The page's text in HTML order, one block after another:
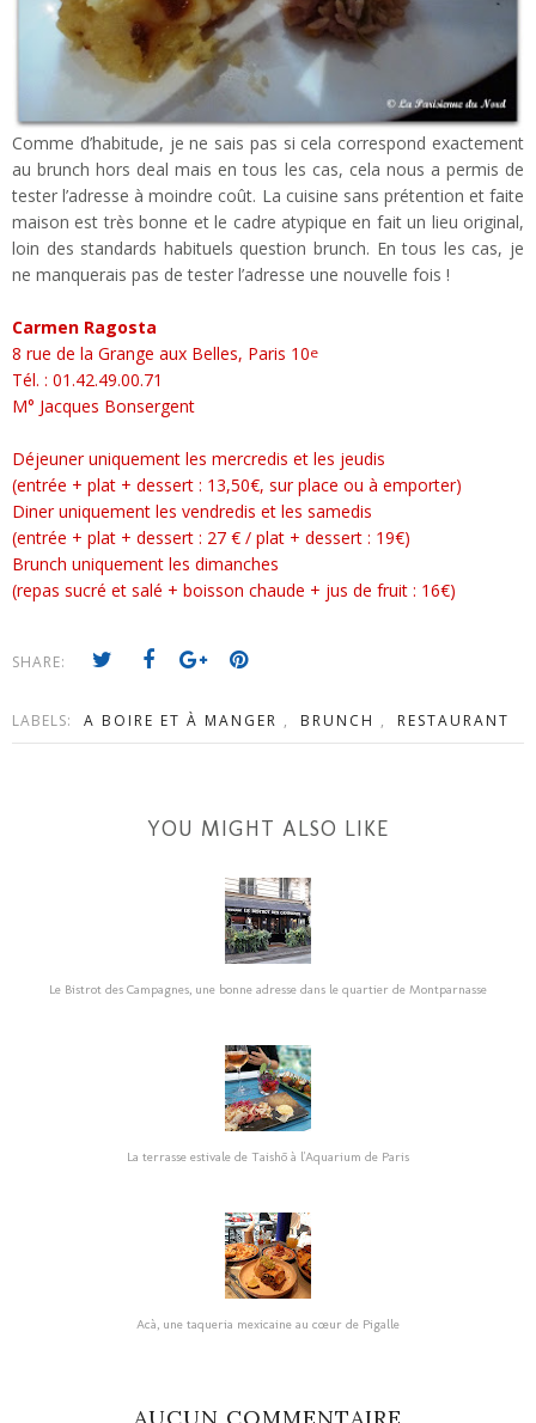
Comme d’habitude, je ne sais pas si cela correspond exactement
au brunch hors deal mais en tous les cas, cela nous a permis de
tester l’adresse à moindre coût. La cuisine sans prétention et faite
maison est très bonne et le cadre atypique en fait un lieu original,
loin des standards habituels question brunch. En tous les cas, je
ne manquerais pas de tester l’adresse une nouvelle fois !
Carmen Ragosta
8 rue de la Grange aux Belles, Paris 10e
Tél. : 01.42.49.00.71
M° Jacques Bonsergent
Déjeuner uniquement les mercredis et les jeudis
(entrée + plat + dessert : 13,50€, sur place ou à emporter)
Diner uniquement les vendredis et les samedis
(entrée + plat + dessert : 27 € / plat + dessert : 19€)
Brunch uniquement les dimanches
(repas sucré et salé + boisson chaude + jus de fruit : 16€)
SHARE:
LABELS: A BOIRE ET À MANGER , BRUNCH , RESTAURANT
YOU MIGHT ALSO LIKE
Le Bistrot des Campagnes, une bonne adresse dans le quartier de Montparnasse
La terrasse estivale de Taishō à l'Aquarium de Paris
Acà, une taqueria mexicaine au cœur de Pigalle
AUCUN COMMENTAIRE